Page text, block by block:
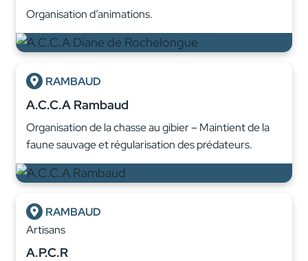
Organisation d’animations.
RAMBAUD
A.C.C.A Rambaud
Organisation de la chasse au gibier – Maintient de la
faune sauvage et régularisation des prédateurs.
RAMBAUD
Artisans
A.P.C.R